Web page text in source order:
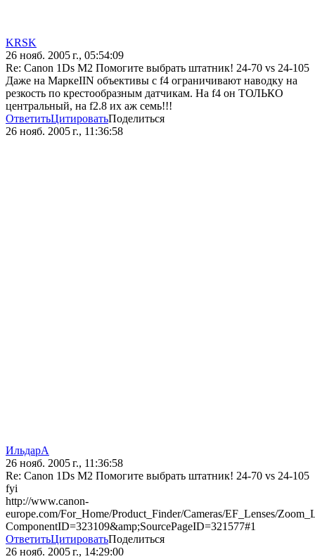
KRSK
26 нояб. 2005 г., 05:54:09
Re: Canon 1Ds M2 Помогите выбрать штатник! 24-70 vs 24-105
Даже на МаркеIIN объективы с f4 ограничивают наводку на
резкость по крестообразным датчикам. На f4 он ТОЛЬКО
центральный, на f2.8 их аж семь!!!
ОтветитьЦитироватьПоделиться
26 нояб. 2005 г., 11:36:58
ИльдарА
26 нояб. 2005 г., 11:36:58
Re: Canon 1Ds M2 Помогите выбрать штатник! 24-70 vs 24-105
fyi
http://www.canon-
europe.com/For_Home/Product_Finder/Cameras/EF_Lenses/
ComponentID=323109&amp;SourcePageID=321577#1
ОтветитьЦитироватьПоделиться
26 нояб. 2005 г., 14:29:00